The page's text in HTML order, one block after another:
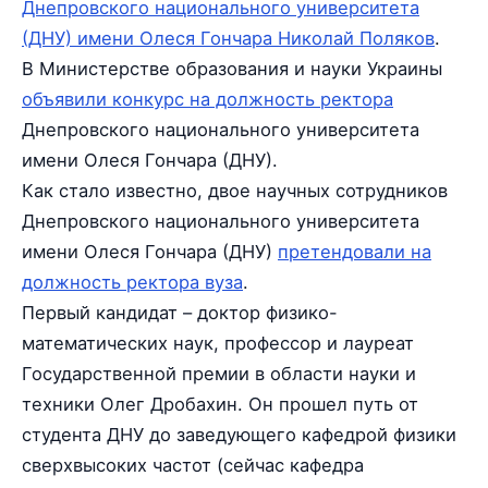
Днепровского национального университета
(ДНУ) имени Олеся Гончара Николай Поляков.
В Министерстве образования и науки Украины
объявили конкурс на должность ректора
Днепровского национального университета
имени Олеся Гончара (ДНУ).
Как стало известно, двое научных сотрудников
Днепровского национального университета
имени Олеся Гончара (ДНУ) претендовали на
должность ректора вуза.
Первый кандидат – доктор физико-
математических наук, профессор и лауреат
Государственной премии в области науки и
техники Олег Дробахин. Он прошел путь от
студента ДНУ до заведующего кафедрой физики
сверхвысоких частот (сейчас кафедра